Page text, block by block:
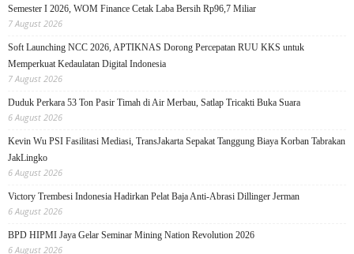
Semester I 2026, WOM Finance Cetak Laba Bersih Rp96,7 Miliar
7 August 2026
Soft Launching NCC 2026, APTIKNAS Dorong Percepatan RUU KKS untuk
Memperkuat Kedaulatan Digital Indonesia
7 August 2026
Duduk Perkara 53 Ton Pasir Timah di Air Merbau, Satlap Tricakti Buka Suara
6 August 2026
Kevin Wu PSI Fasilitasi Mediasi, TransJakarta Sepakat Tanggung Biaya Korban Tabrakan
JakLingko
6 August 2026
Victory Trembesi Indonesia Hadirkan Pelat Baja Anti-Abrasi Dillinger Jerman
6 August 2026
BPD HIPMI Jaya Gelar Seminar Mining Nation Revolution 2026
6 August 2026